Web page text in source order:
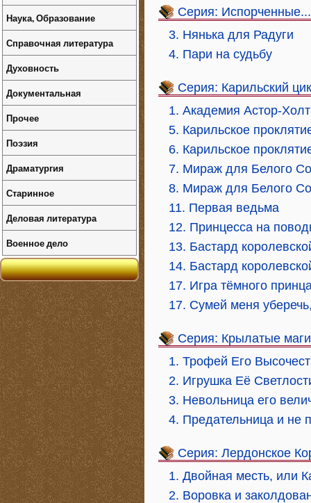
Серия: Испорченные...
3. Нянька для Радуги
4. Пари на судьбу
Серия: Карильский
1. Академия Астор-Холт
5. Карильское
6. Карильское
7. Мираж для Белого
8. Мираж для Белого
11. Первая ведьма
12. Принцесса на
13. Бастард
14. Бастард
17. Игра тёмного
17. Сумей меня
Серия: Крылатые маги
1. Трофей Его
2. Игрушка Её
3. Невольница его
4. Предательница и не
Серия: Лердонское
1. Двойная месть, или
2. Воровка и
Наука, Образование
Справочная литература
Духовность
Документальная
Прочее
Поэзия
Драматургия
Старинное
Деловая литература
Военное дело